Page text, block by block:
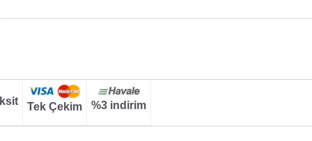
Tek Çekim %3 indirim